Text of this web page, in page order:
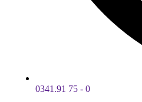
0341.91 75 - 0